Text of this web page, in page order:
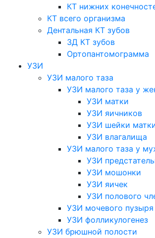
КТ нижних
КТ всего организма
Дентальная КТ зубов
3Д КТ зубов
Ортопантомограмма
УЗИ
УЗИ малого таза
УЗИ малого таза у
УЗИ матки
УЗИ яичников
УЗИ шейки
УЗИ влагалища
УЗИ малого таза у
УЗИ
УЗИ мошонки
УЗИ яичек
УЗИ полового
УЗИ мочевого пузыря
УЗИ фолликулогенез
УЗИ брюшной полости